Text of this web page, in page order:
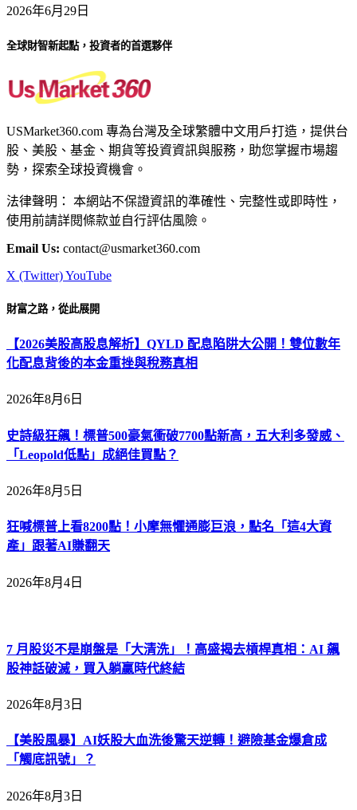
2026年6月29日
全球財智新起點，投資者的首選夥伴
USMarket360.com 專為台灣及全球繁體中文用戶打造，提供台
股、美股、基金、期貨等投資資訊與服務，助您掌握市場趨
勢，探索全球投資機會。
法律聲明： 本網站不保證資訊的準確性、完整性或即時性，
使用前請詳閱條款並自行評估風險。
Email Us: contact@usmarket360.com
X (Twitter)YouTube
財富之路，從此展開
【2026美股高股息解析】QYLD 配息陷阱大公開！雙位數年
化配息背後的本金重挫與稅務真相
2026年8月6日
史詩級狂飆！標普500豪氣衝破7700點新高，五大利多發威、
「Leopold低點」成絕佳買點？
2026年8月5日
狂喊標普上看8200點！小摩無懼通膨巨浪，點名「這4大資
產」跟著AI賺翻天
2026年8月4日
7 月股災不是崩盤是「大清洗」！高盛揭去槓桿真相：AI 飆
股神話破滅，買入躺贏時代終結
2026年8月3日
【美股風暴】AI妖股大血洗後驚天逆轉！避險基金爆倉成
「觸底訊號」？
2026年8月3日